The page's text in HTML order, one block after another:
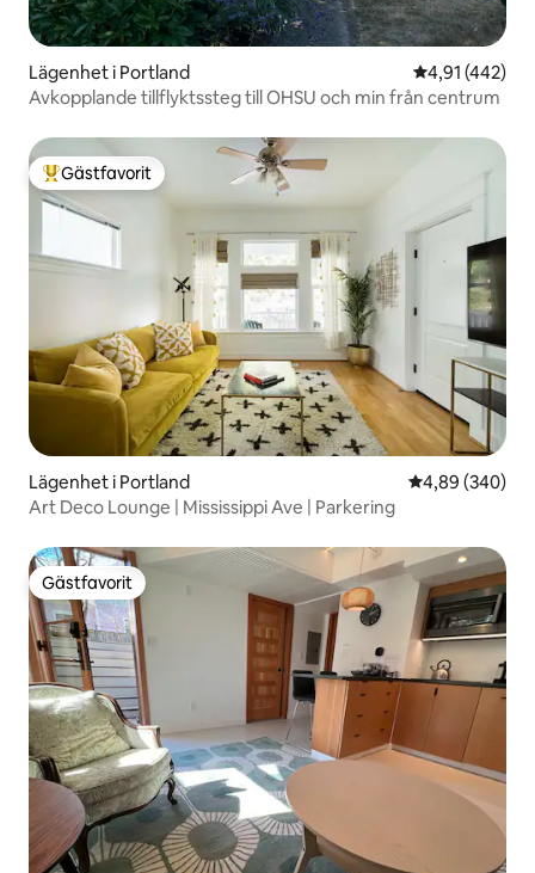
Lägenhet i Portland 4,91 av 5 i
4,91 (442)
Avkopplande tillflyktssteg till OHSU och min från centrum
Populär gästfavorit
Gästfavorit
Lägenhet i Portland 4,89 av 5 i
4,89 (340)
Art Deco Lounge | Mississippi Ave | Parkering
Gästfavorit
Gästfavorit